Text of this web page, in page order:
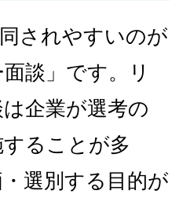
されやすいのが
面談」です。リ
企業が選考の
ることが多
選別する目的が